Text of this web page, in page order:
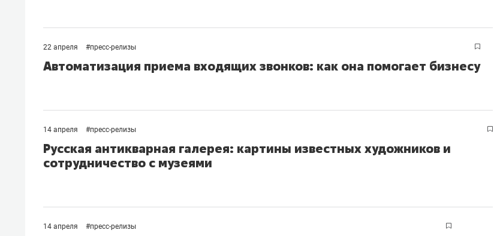
22 апреля #пресс-релизы
Автоматизация приема входящих звонков: как она помогает бизнесу
14 апреля #пресс-релизы
Русская антикварная галерея: картины известных художников и
сотрудничество с музеями
14 апреля #пресс-релизы